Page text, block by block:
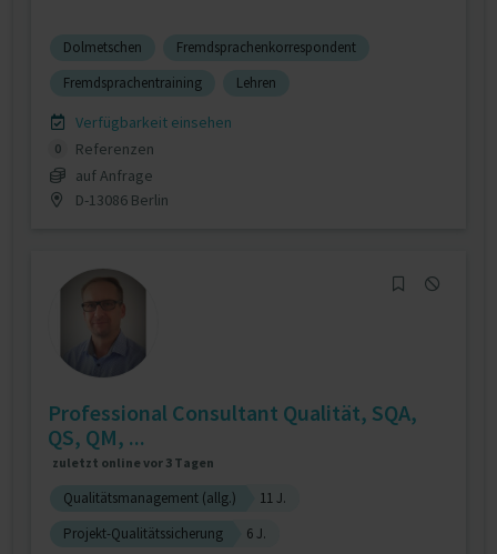
Dolmetschen
Fremdsprachenkorrespondent
Fremdsprachentraining
Lehren
Verfügbarkeit einsehen
0
Referenzen
auf Anfrage
D-13086 Berlin
Professional Consultant Qualität, SQA,
QS, QM, ...
zuletzt online vor 3 Tagen
Qualitätsmanagement (allg.)
11 J.
Projekt-Qualitätssicherung
6 J.